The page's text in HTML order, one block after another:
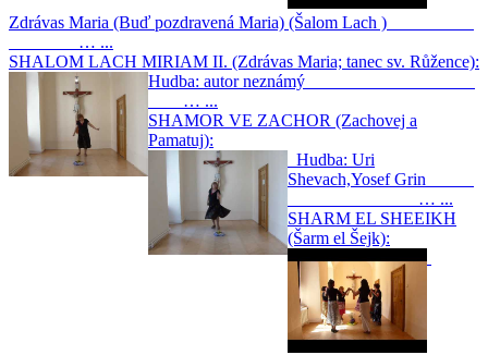
Zdrávas Maria (Buď pozdravená Maria) (Šalom Lach )
… ...
SHALOM LACH MIRIAM II. (Zdrávas Maria; tanec sv. Růžence):
Hudba: autor neznámý
… ...
SHAMOR VE ZACHOR (Zachovej a
Pamatuj):
Hudba: Uri
Shevach,Yosef Grin
… ...
SHARM EL SHEEIKH
(Šarm el Šejk):